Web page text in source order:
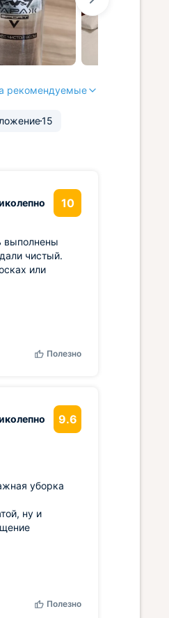
рекомендуемые
15
10
выполнены
чистый.
или
Полезно
9.6
уборка
ну и
Полезно